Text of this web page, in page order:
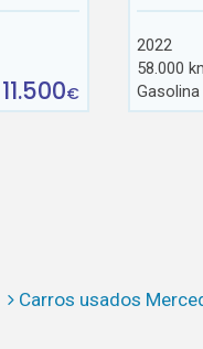
11.500€
2022
58.000
Gasolina
Carros usados